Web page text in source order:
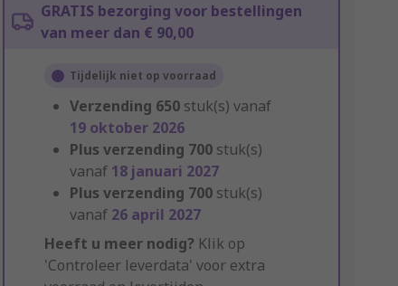
GRATIS bezorging voor bestellingen
van meer dan € 90,00
Tijdelijk niet op voorraad
Verzending 650 stuk(s) vanaf
19 oktober 2026
Plus verzending 700 stuk(s)
vanaf 18 januari 2027
Plus verzending 700 stuk(s)
vanaf 26 april 2027
Heeft u meer nodig? Klik op
'Controleer leverdata' voor extra